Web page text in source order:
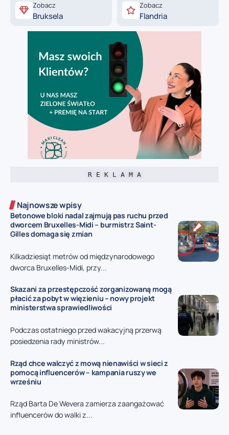
Zobacz
Bruksela
Zobacz
Flandria
R E K L A M A
Najnowsze wpisy
Betonowe bloki nadal zajmują pas ruchu przed
dworcem Bruxelles-Midi – burmistrz Saint-
Gilles domaga się zmian
Kilkadziesiąt metrów od międzynarodowego
dworca Bruxelles-Midi, przy...
Skazani za przestępczość zorganizowaną mogą
płacić za pobyt w więzieniu – nowy projekt
ministerstwa sprawiedliwości
Podczas ostatniego przed wakacyjną przerwą
posiedzenia rady ministrów...
Rząd chce walczyć z mową nienawiści w sieci z
pomocą influencerów – kampania ruszy we
wrześniu
Rząd Barta De Wevera zamierza zaangażować
influencerów do walki z...